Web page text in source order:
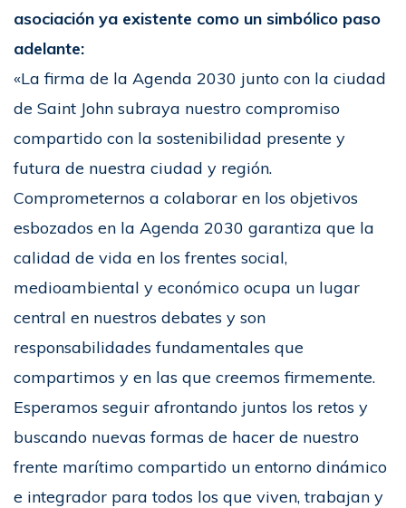
asociación ya existente como un simbólico paso
adelante:
«La firma de la Agenda 2030 junto con la ciudad
de Saint John subraya nuestro compromiso
compartido con la sostenibilidad presente y
futura de nuestra ciudad y región.
Comprometernos a colaborar en los objetivos
esbozados en la Agenda 2030 garantiza que la
calidad de vida en los frentes social,
medioambiental y económico ocupa un lugar
central en nuestros debates y son
responsabilidades fundamentales que
compartimos y en las que creemos firmemente.
Esperamos seguir afrontando juntos los retos y
buscando nuevas formas de hacer de nuestro
frente marítimo compartido un entorno dinámico
e integrador para todos los que viven, trabajan y